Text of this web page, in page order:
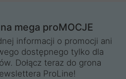
mega proMOCJE
informacji o promocji ani
dostępnego tylko dla
Dołącz teraz do grona
ProLine!